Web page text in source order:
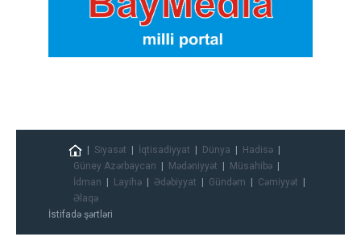
Siyasət İqtisadiyyat Dünya
Hadisə
Güney Azərbaycan
Mədəniyyət
Müsahibə
İdman
Layihə Ədəbiyyat Gündəm
Cəmiyyət
Əlaqə
İstifadə şərtləri